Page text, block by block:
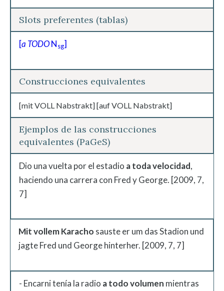
Slots preferentes (tablas)
[a TODONsg]
Construcciones equivalentes
[mit VOLL Nabstrakt] [auf VOLL Nabstrakt]
Ejemplos de las construcciones
equivalentes (PaGeS)
Dio una vuelta por el estadio a toda velocidad,
haciendo una carrera con Fred y George. [2009, 7,
7]
MitvollemKaracho sauste er um das Stadion und
jagte Fred und George hinterher. [2009, 7, 7]
- Encarni tenía la radio a todo volumen mientras